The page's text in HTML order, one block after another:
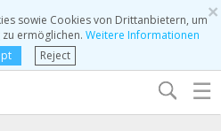
×
sowie Cookies von Drittanbietern, um
ermöglichen. Weitere Informationen
Reject
☰